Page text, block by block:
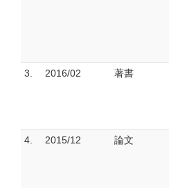
3. 2016/02 著書
4. 2015/12 論文